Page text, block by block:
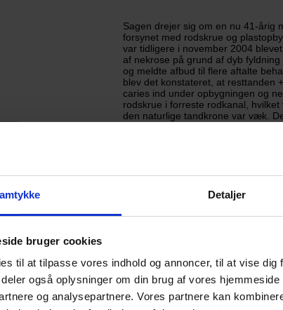
Detaljer
bruger cookies
til at tilpasse vores indhold og annoncer, til at vise
også oplysninger om din brug af vores
og analysepartnere. Vores partnere kan
Sagen drejer sig om en nu 41-årig
forsynet med rodskrue og
var tidligere i november 2004
af nekrose på grund af dyb
og meldte afbud til flere aftalte
blev det konstateret, at resttanden
caries ind under opbygningen og
rodskrue i forreste rodkanal,
den naturlige tandkrone var væk.
kronen løs, og der blev fremstillet
behandling den 13. maj 2007
tanden, og det blev konstateret,
et implantat i regio +4.
I brev af 1. februar 2010 traf
berettigende skade i henhold til